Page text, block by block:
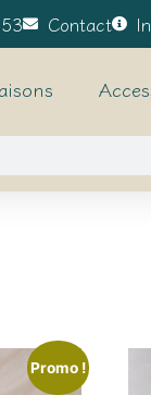
Contact
Promo !